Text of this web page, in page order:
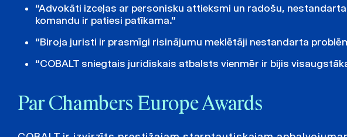
“Advokāti izceļas ar personisku attieksmi un radošu,
komandu ir patiesi patīkama.”
“Biroja juristi ir prasmīgi risinājumu meklētāji nestandarta
“COBALT sniegtais juridiskais atbalsts vienmēr ir bijis
Par Chambers Europe Awards